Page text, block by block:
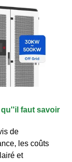
faut savoir
de
les coûts
et